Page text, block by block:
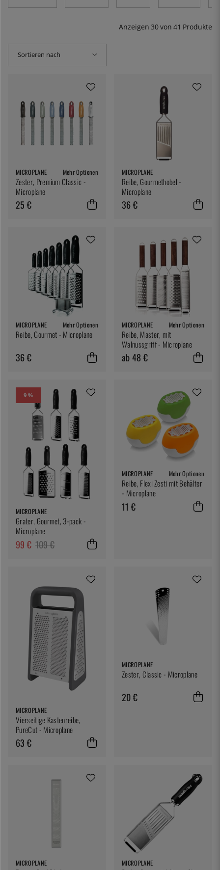
auch klassische Kegelreiben und Muskatreiben. Ganz
Anzeigen 30von 41 Produkte
Sortieren nach
MICROPLANE Mehr Optionen
Zester, Premium Classic -
Microplane
25 €
MICROPLANE
Reibe, Gourmethobel -
Microplane
36 €
MICROPLANE Mehr Optionen
Reibe, Gourmet - Microplane
36 €
MICROPLANE Mehr Optionen
Reibe, Master, mit
Walnussgriff - Microplane
ab 48 €
9 %
MICROPLANE
Grater, Gourmet, 3-pack -
Microplane
99 € 109 €
MICROPLANE Mehr Optionen
Reibe, Flexi Zesti mit Behälter
- Microplane
11 €
MICROPLANE
Vierseitige Kastenreibe,
PureCut - Microplane
63 €
MICROPLANE
Zester, Classic - Microplane
20 €
MICROPLANE MICROPLANE